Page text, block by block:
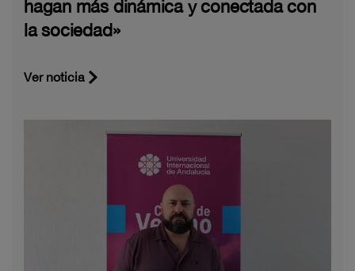
hagan más dinámica y conectada con
la sociedad»
Ver noticia